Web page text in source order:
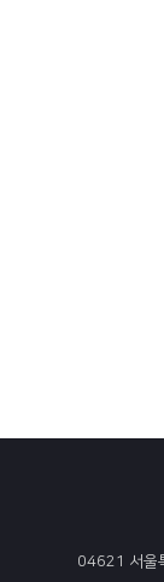
04621 서울